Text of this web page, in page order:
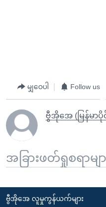
မျှဝေပါ Follow us
ဗွီအိုအေ (မြန်မာပို
အခြားဖတ်ရှုစရာမျာ
ဗွီအိုအေ လူမှုကွန်ယက်များ